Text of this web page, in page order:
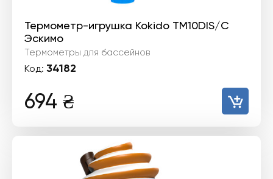
Термометр-игрушка Kokido TM10DIS/C
Эскимо
Термометры для бассейнов
Код: 34182
694 ₴